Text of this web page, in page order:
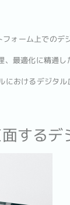
ォーム上でのデ
最適化に精通
おけるデジタ
する